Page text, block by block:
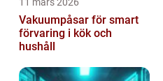
Vakuumpåsar för smart
förvaring i kök och
hushåll